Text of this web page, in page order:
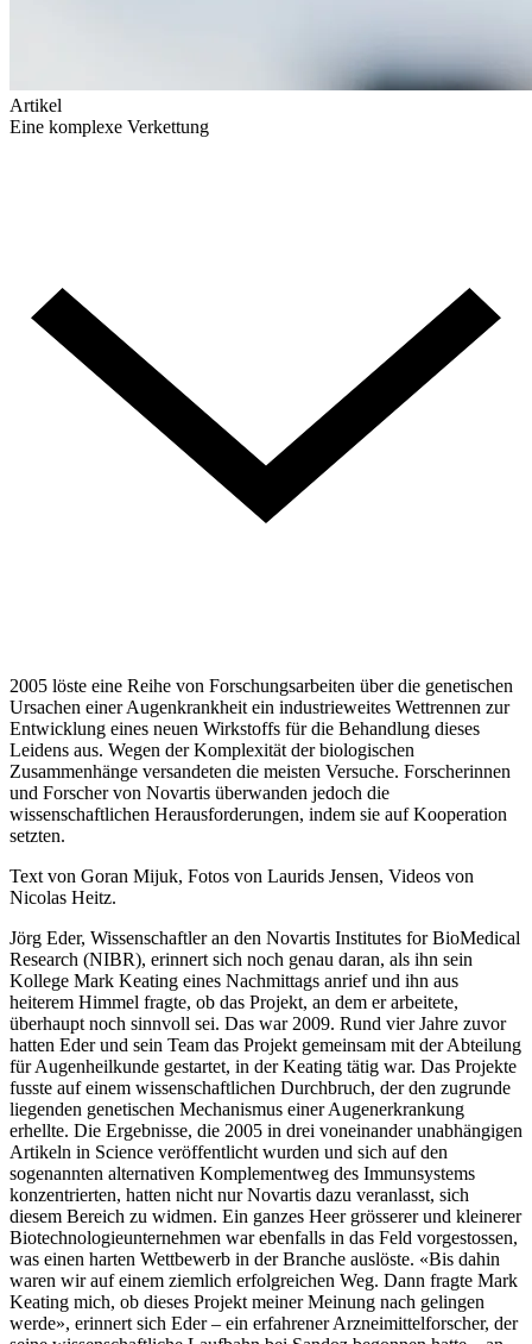
Artikel
Eine komplexe Verkettung
2005 löste eine Reihe von Forschungsarbeiten über die genetischen
Ursachen einer Augenkrankheit ein industrieweites Wettrennen zur
Entwicklung eines neuen Wirkstoffs für die Behandlung dieses
Leidens aus. Wegen der Komplexität der biologischen
Zusammenhänge versandeten die meisten Versuche. Forscherinnen
und Forscher von Novartis überwanden jedoch die
wissenschaftlichen Herausforderungen, indem sie auf Kooperation
setzten.
Text von Goran Mijuk, Fotos von Laurids Jensen, Videos von
Nicolas Heitz.
Jörg Eder, Wissenschaftler an den Novartis Institutes for BioMedical
Research (NIBR), erinnert sich noch genau daran, als ihn sein
Kollege Mark Keating eines Nachmittags anrief und ihn aus
heiterem Himmel fragte, ob das Projekt, an dem er arbeitete,
überhaupt noch sinnvoll sei. Das war 2009. Rund vier Jahre zuvor
hatten Eder und sein Team das Projekt gemeinsam mit der Abteilung
für Augenheilkunde gestartet, in der Keating tätig war. Das Projekte
fusste auf einem wissenschaftlichen Durchbruch, der den zugrunde
liegenden genetischen Mechanismus einer Augenerkrankung
erhellte. Die Ergebnisse, die 2005 in drei voneinander unabhängigen
Artikeln in Science veröffentlicht wurden und sich auf den
sogenannten alternativen Komplementweg des Immunsystems
konzentrierten, hatten nicht nur Novartis dazu veranlasst, sich
diesem Bereich zu widmen. Ein ganzes Heer grösserer und kleinerer
Biotechnologieunternehmen war ebenfalls in das Feld vorgestossen,
was einen harten Wettbewerb in der Branche auslöste. «Bis dahin
waren wir auf einem ziemlich erfolgreichen Weg. Dann fragte Mark
Keating mich, ob dieses Projekt meiner Meinung nach gelingen
werde», erinnert sich Eder – ein erfahrener Arzneimittelforscher, der